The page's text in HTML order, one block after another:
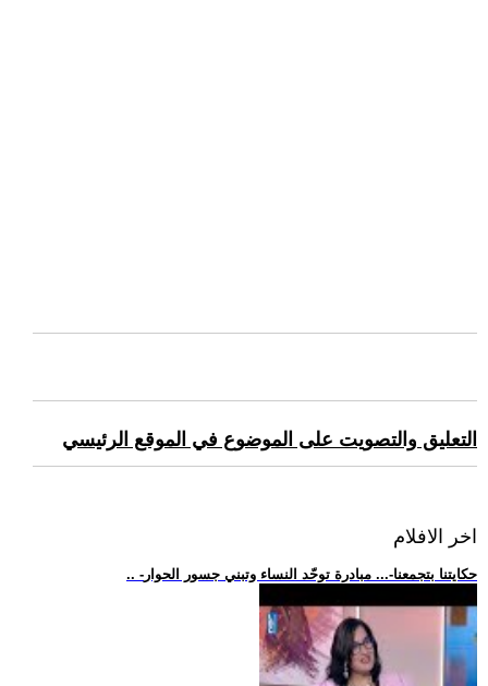
التعليق والتصويت على الموضوع في الموقع الرئيسي
اخر الافلام
.. -حكايتنا بتجمعنا-... مبادرة توحّد النساء وتبني جسور الحوار